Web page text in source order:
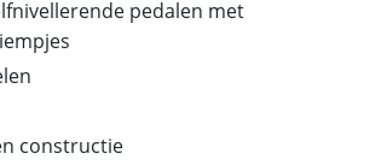
pedalen met
constructie